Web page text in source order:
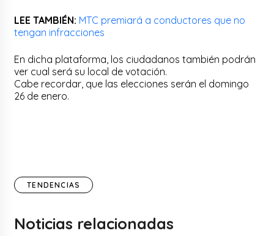
LEE TAMBIÉN: MTC premiará a conductores que no
tengan infracciones
En dicha plataforma, los ciudadanos también podrán
ver cual será su local de votación.
Cabe recordar, que las elecciones serán el domingo
26 de enero.
TENDENCIAS
Noticias relacionadas